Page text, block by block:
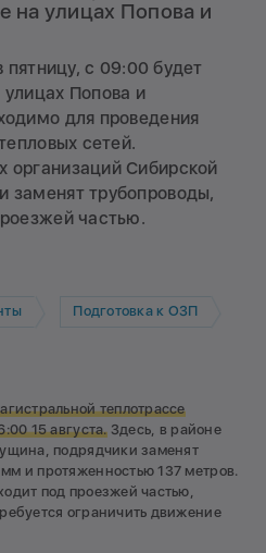
на улицах Попова и
пятницу, с 09:00 будет
Попова и
для проведения
сетей.
организаций Сибирской
заменят трубопроводы,
частью.
Подготовка к ОЗП
теплотрассе
15 августа.Здесь, в районе
подрядчики заменят
и протяженностью 137 метров.
под проезжей частью,
ограничить движение